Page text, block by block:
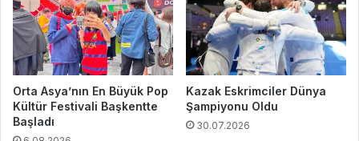
Orta Asya’nın En Büyük Pop
Kültür Festivali Başkentte
Başladı
Kazak Eskrimciler Dünya
Şampiyonu Oldu
30.07.2026